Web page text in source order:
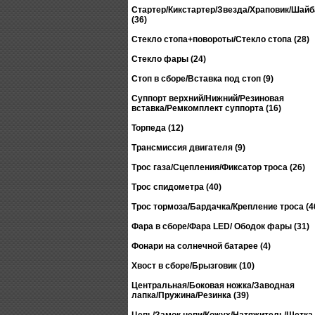
Стартер/Кикстартер/Звезда/Храповик/
(36)
Стекло стопа+повороты/Стекло стопа (28)
Стекло фары (24)
Стоп в сборе/Вставка под стоп (9)
Суппорт верхний/Нижний/Резиновая
вставка/Ремкомплект суппорта (16)
Торпеда (12)
Трансмиссия двигателя (9)
Трос газа/Сцепления/Фиксатор троса (26)
Трос спидометра (40)
Трос тормоза/Бардачка/Крепление троса
Фара в сборе/Фара LED/ Ободок фары (31)
Фонари на солнечной батарее (4)
Хвост в сборе/Брызговик (10)
Центральная/Боковая ножка/Заводная
лапка/Пружина/Резинка (39)